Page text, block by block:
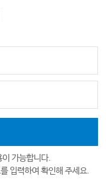
가능합니다.
입력하여 확인해 주세요.